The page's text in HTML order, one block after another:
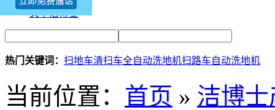
关于洁博士
热门关键词： 扫地车清扫车全自动洗地机扫路车自动洗地机
当前位置： 首页 » 洁博